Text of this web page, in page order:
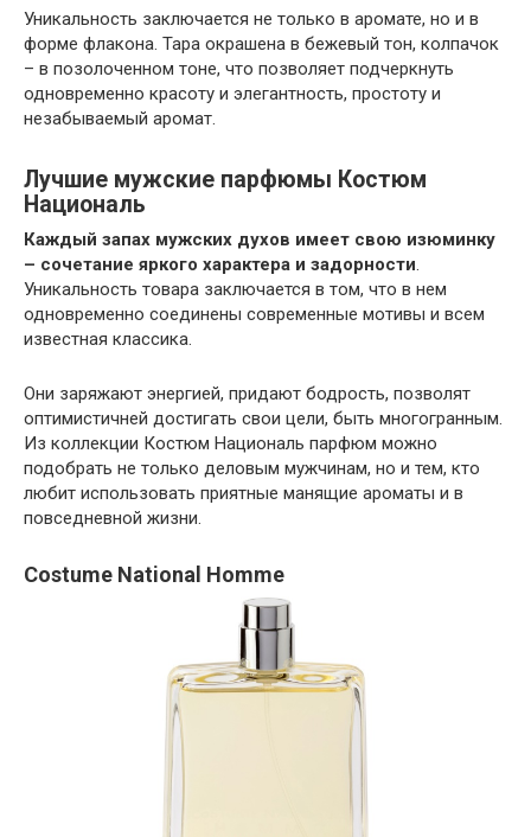
Уникальность заключается не только в аромате, но и в
форме флакона. Тара окрашена в бежевый тон, колпачок
– в позолоченном тоне, что позволяет подчеркнуть
одновременно красоту и элегантность, простоту и
незабываемый аромат.
Лучшие мужские парфюмы Костюм
Националь
Каждый запах мужских духов имеет свою изюминку
– сочетание яркого характера и задорности.
Уникальность товара заключается в том, что в нем
одновременно соединены современные мотивы и всем
известная классика.
Они заряжают энергией, придают бодрость, позволят
оптимистичней достигать свои цели, быть многогранным.
Из коллекции Костюм Националь парфюм можно
подобрать не только деловым мужчинам, но и тем, кто
любит использовать приятные манящие ароматы и в
повседневной жизни.
Costume National Homme